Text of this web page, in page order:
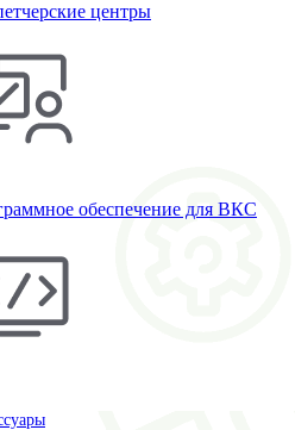
центры
обеспечение для ВКС